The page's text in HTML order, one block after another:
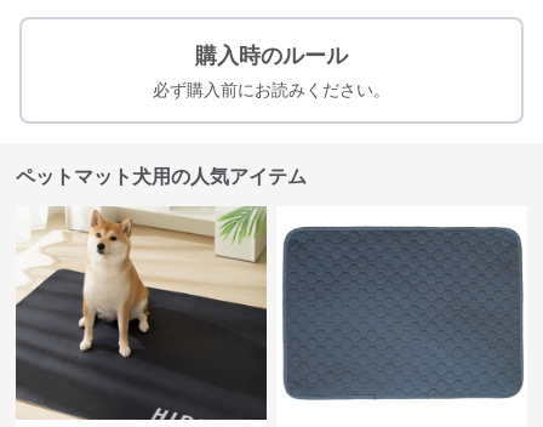
購入時のルール
必ず購入前にお読みください。
ペットマット犬用の人気アイテム